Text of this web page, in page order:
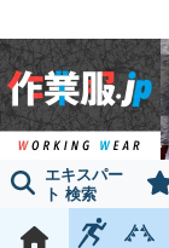
エキスパー
ト 検索